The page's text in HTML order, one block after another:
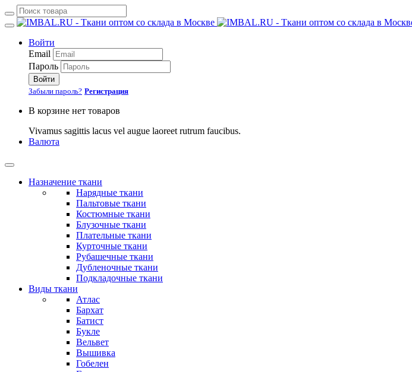
Войти
Email
Пароль
Войти
Забыли пароль? Регистрация
В корзине нет товаров
Vivamus sagittis lacus vel augue laoreet rutrum faucibus.
Валюта
Назначение ткани
Нарядные ткани
Пальтовые ткани
Костюмные ткани
Блузочные ткани
Плательные ткани
Курточные ткани
Рубашечные ткани
Дубленочные ткани
Подкладочные ткани
Виды ткани
Атлас
Бархат
Батист
Букле
Вельвет
Вышивка
Гобелен